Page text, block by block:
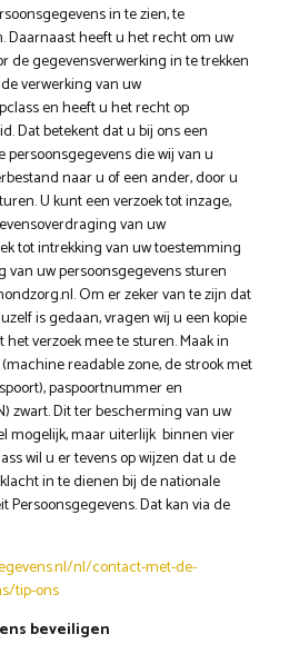
in te zien, te
Daarnaast heeft u het recht om uw
de gegevensverwerking in te trekken
verwerking van uw
en heeft u het recht op
Dat betekent dat u bij ons een
die wij van u
naar u of een ander, door u
U kunt een verzoek tot inzage,
van uw
tot intrekking van uw toestemming
van uw persoonsgegevens sturen
Om er zeker van te zijn dat
is gedaan, vragen wij u een kopie
verzoek mee te sturen. Maak in
readable zone, de strook met
paspoortnummer en
zwart. Dit ter bescherming van uw
mogelijk, maar uiterlijk binnen vier
wil u er tevens op wijzen dat u de
in te dienen bij de nationale
Dat kan via de
nl/contact-met-de-
tip-ons
beveiligen